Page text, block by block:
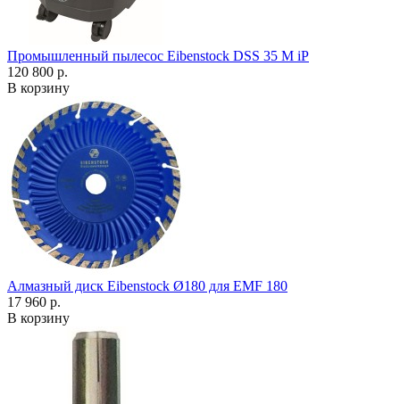
Промышленный пылесос Eibenstock DSS 35 M iP
120 800 р.
В корзину
Алмазный диск Eibenstock Ø180 для EMF 180
17 960 р.
В корзину